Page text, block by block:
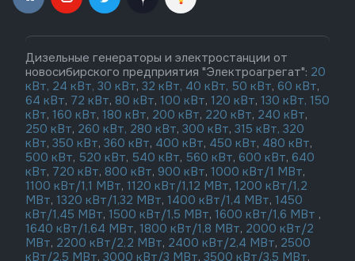
Дизельные генераторы и электростанции от
новосибирского предприятия "Электроагрегат": 20
кВт, 24 кВт, 30 кВт, 32 кВт, 40 кВт, 50 кВт, 60 кВт,
64 кВт, 72 кВт, 80 кВт, 100 кВт, 120 кВт, 130 кВт, 150
кВт, 160 кВт, 180 кВт, 200 кВт, 220 кВт, 240 кВт,
250 кВт, 260 кВт, 280 кВт, 300 кВт, 315 кВт, 320
кВт, 350 кВт, 360 кВт, 400 кВт, 450 кВт, 480 кВт,
500 кВт, 520 кВт, 540 кВт, 560 кВт, 600 кВт, 640
кВт, 720 кВт, 800 кВт, 900 кВт, 1000 кВт/1 МВт,
1100 кВт/1,1 МВт, 1120 кВт/1,12 МВт, 1200 кВт/1,2
МВт, 1320 кВт/1,32 МВт, 1400 кВт/1,4 МВт, 1450
кВт/1,45 МВт, 1500 кВт/1,5 МВт, 1600 кВт/1,6 МВт ,
1640 кВт/1,64 МВт, 1800 кВт/1,8 МВт, 2000 кВт/2
МВт, 2200 кВт/2,2 МВт, 2400 кВт/2,4 МВт, 2500
кВт/2,5 МВт, 3000 кВт/3 МВт, 3500 кВт/3,5 МВт,